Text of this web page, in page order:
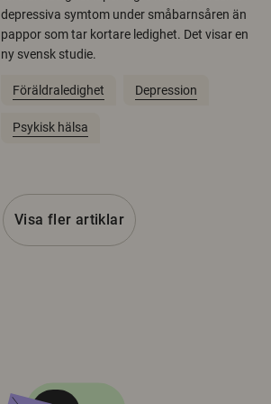
depressiva symtom under småbarnsåren än
pappor som tar kortare ledighet. Det visar en
ny svensk studie.
Föräldraledighet Depression
Psykisk hälsa
Visa fler artiklar